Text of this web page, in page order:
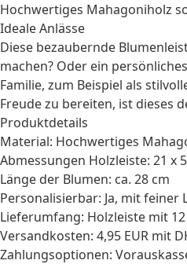
Hochwertiges Mahagoniholz
Ideale Anlässe
Diese bezaubernde
machen? Oder ein persönliches
Familie, zum Beispiel als
Freude zu bereiten, ist dieses
Produktdetails
Material: Hochwertiges
Abmessungen Holzleiste: 21 x
Länge der Blumen: ca. 28 cm
Personalisierbar: Ja, mit feiner
Lieferumfang: Holzleiste mit
Versandkosten: 4,95 EUR mit
Zahlungsoptionen: